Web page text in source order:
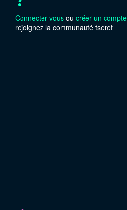
Connecter vous oucréer un compte
rejoignez la communauté tseret